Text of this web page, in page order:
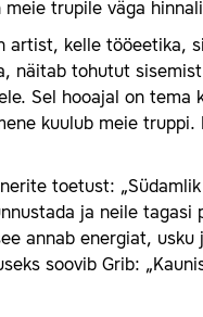
trupile väga
artist, kelle tööeetika,
näitab tohutut
Sel hooajal on tema
kuulub meie truppi.
toetust:
ja neile tagasi
annab energiat, usku
soovib Grib: